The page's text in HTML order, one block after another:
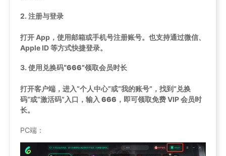
2. 注册与登录
打开 App，使用邮箱或手机号注册账号。也支持通过微信、
Apple ID 等方式快捷登录。
3. 使用兑换码“666”领取会员时长
打开客户端，进入“个人中心”或“我的账号”，找到“兑换
码”或“激活码”入口，输入 666 ，即可领取免费 VIP 会员时
长。
PC端：